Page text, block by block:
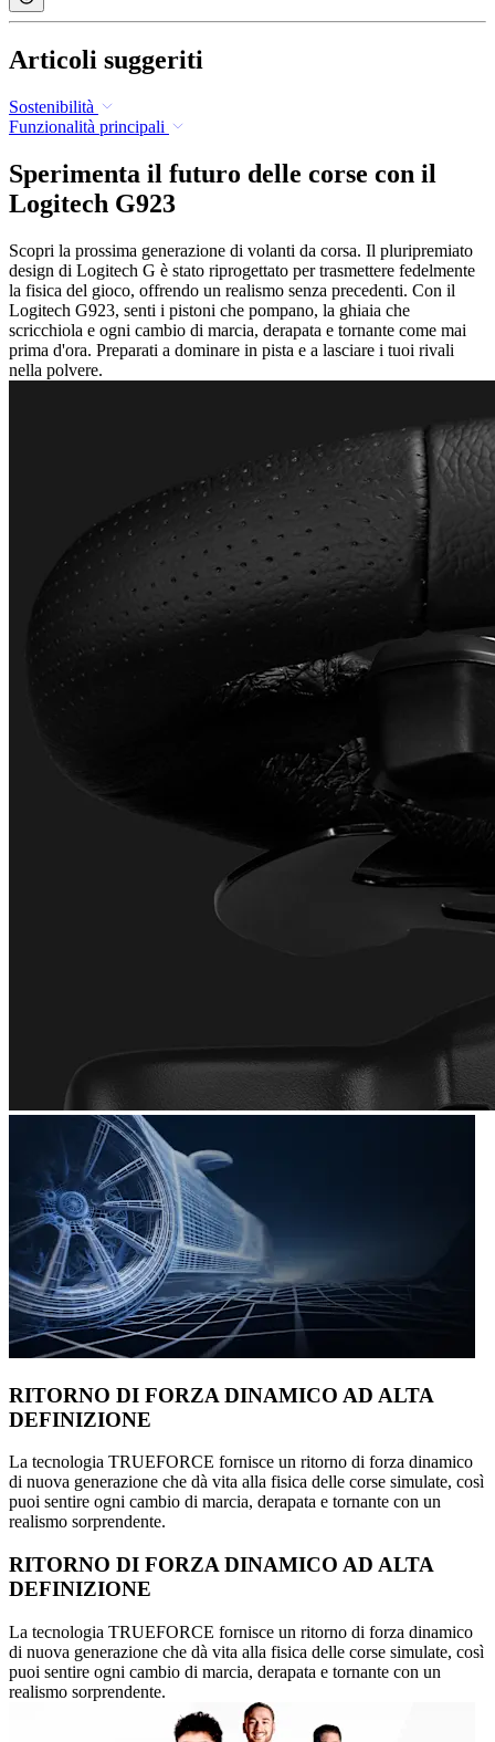
Articoli suggeriti
Sostenibilità
Funzionalità principali
Sperimenta il futuro delle corse con il
Logitech G923
Scopri la prossima generazione di volanti da corsa. Il pluripremiato
design di Logitech G è stato riprogettato per trasmettere fedelmente
la fisica del gioco, offrendo un realismo senza precedenti. Con il
Logitech G923, senti i pistoni che pompano, la ghiaia che
scricchiola e ogni cambio di marcia, derapata e tornante come mai
prima d'ora. Preparati a dominare in pista e a lasciare i tuoi rivali
nella polvere.
RITORNO DI FORZA DINAMICO AD ALTA
DEFINIZIONE
La tecnologia TRUEFORCE fornisce un ritorno di forza dinamico
di nuova generazione che dà vita alla fisica delle corse simulate, così
puoi sentire ogni cambio di marcia, derapata e tornante con un
realismo sorprendente.
RITORNO DI FORZA DINAMICO AD ALTA
DEFINIZIONE
La tecnologia TRUEFORCE fornisce un ritorno di forza dinamico
di nuova generazione che dà vita alla fisica delle corse simulate, così
puoi sentire ogni cambio di marcia, derapata e tornante con un
realismo sorprendente.